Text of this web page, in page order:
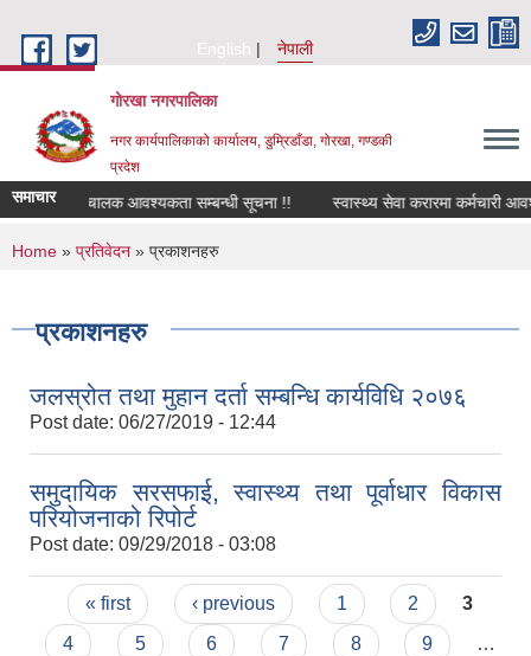
English
नेपाली
गोरखा नगरपालिका
नगर कार्यपालिकाको कार्यालय, डुम्रिडाँडा, गोरखा, गण्डकी
प्रदेश
समाचारसवारी चालक आवश्यकता सम्बन्धी सूचना !! स्वास्थ्य सेवा करारमा कर्मचारी
You are here
Home » प्रतिवेदन » प्रकाशनहरु
प्रकाशनहरु
जलस्रोत तथा मुहान दर्ता सम्बन्धि कार्यविधि २०७६
Post date: 06/27/2019 - 12:44
समुदायिक सरसफाई, स्वास्थ्य तथा पूर्वाधार विकास
परियोजनाको रिपोर्ट
Post date: 09/29/2018 - 03:08
Pages
« first ‹ previous 1 2
3
4
5 6 7 8 9
…